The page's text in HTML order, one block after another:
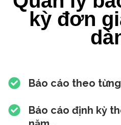
kỳ đơn
Báo cáo theo
Báo cáo định kỳ